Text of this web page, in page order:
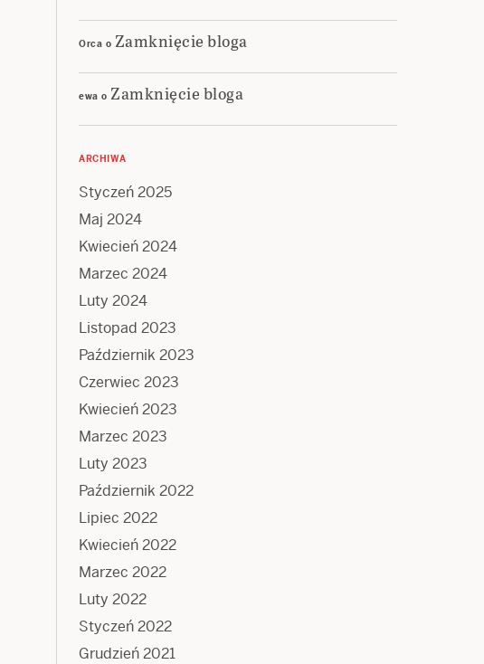
Orca o Zamknięcie bloga
ewa o Zamknięcie bloga
ARCHIWA
Styczeń 2025
Maj 2024
Kwiecień 2024
Marzec 2024
Luty 2024
Listopad 2023
Październik 2023
Czerwiec 2023
Kwiecień 2023
Marzec 2023
Luty 2023
Październik 2022
Lipiec 2022
Kwiecień 2022
Marzec 2022
Luty 2022
Styczeń 2022
Grudzień 2021